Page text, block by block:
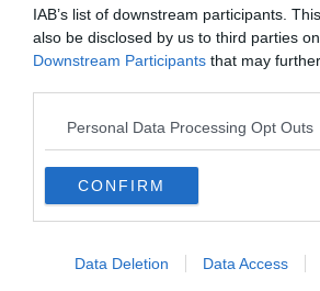
IAB’s list of downstream participants.
also be disclosed by us to third parties
Downstream Participants that may
Personal Data Processing Opt Outs
CONFIRM
Data Deletion Data Access